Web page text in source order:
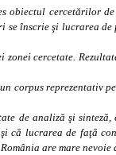
cercetărilor
înscrie şi lucrarea
cercetate.
corpus reprezentativ
de analiză şi
că lucrarea de faţă
are mare nevoie